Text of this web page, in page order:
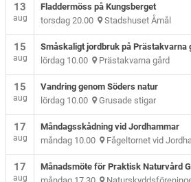
13
aug
Fladdermöss på Kungsberget
torsdag 20.00 Stadshuset Åmål
15
aug
Småskaligt jordbruk på Prästakvarna
lördag 10.00 Prästakvarna gård
15
aug
Vandring genom Söders natur
lördag 10.00 Grusade stigar
17
aug
Måndagsskådning vid Jordhammar
måndag 10.00 Fågeltornet vid
17
aug
Månadsmöte för Praktisk Naturvård